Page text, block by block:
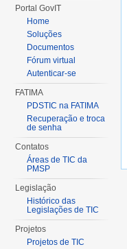
Portal GovIT
Home
Soluções
Documentos
Fórum virtual
Autenticar-se
FATIMA
PDSTIC na FATIMA
Recuperação e troca
de senha
Contatos
Áreas de TIC da
PMSP
Legislação
Histórico das
Legislações de TIC
Projetos
Projetos de TIC